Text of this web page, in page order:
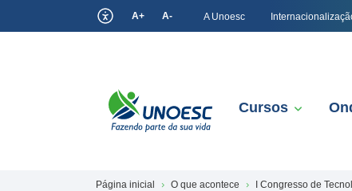
A+ A- A Unoesc
Cursos
Página inicial O que acontece I Congresso de